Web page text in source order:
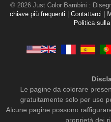
© 2026 Just Color Bambini :
chiave più frequenti
Contattarci
Politica
Le pagine da colorare
gratuitamente solo per uso
Alcune pagine possono
proprietà dei